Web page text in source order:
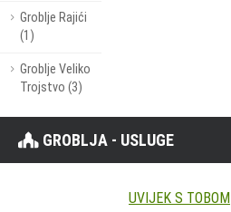
Groblje Rajići
(1)
Groblje Veliko
Trojstvo (3)
GROBLJA - USLUGE
UVIJEK S TOBOM